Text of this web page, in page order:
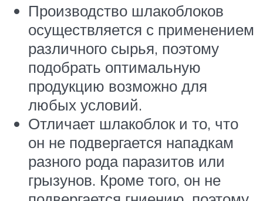
Производство шлакоблоков
осуществляется с применением
различного сырья, поэтому
подобрать оптимальную
продукцию возможно для
любых условий.
Отличает шлакоблок и то, что
он не подвергается нападкам
разного рода паразитов или
грызунов. Кроме того, он не